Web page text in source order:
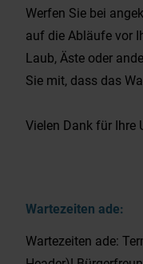
Wartezeiten ade:
Wartezeiten ade:
Werfen Sie bei
auf die Abläufe vor
Laub, Äste oder
Sie mit, dass das
Vielen Dank für Ihre